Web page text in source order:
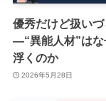
優秀だけど扱いづ
―“異能人材”はな
浮くのか
2026年5月28日